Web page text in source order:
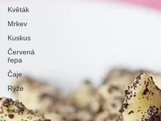
Květák
Mrkev
Kuskus
Červená
řepa
Čaje
Rýže
Lidl
letak